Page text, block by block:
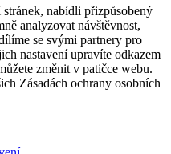
nabídli přizpůsobený
analyzovat návštěvnost,
se svými partnery pro
nastavení upravíte odkazem
změnit v patičce webu.
Zásadách ochrany osobních